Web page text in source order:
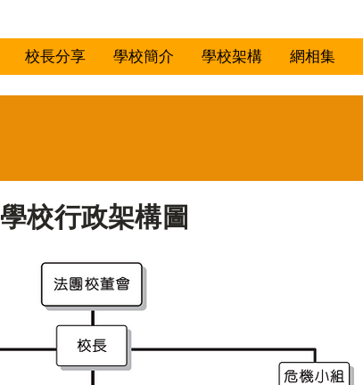
校長分享 學校簡介 學校架構 網相集
學校行政架構圖